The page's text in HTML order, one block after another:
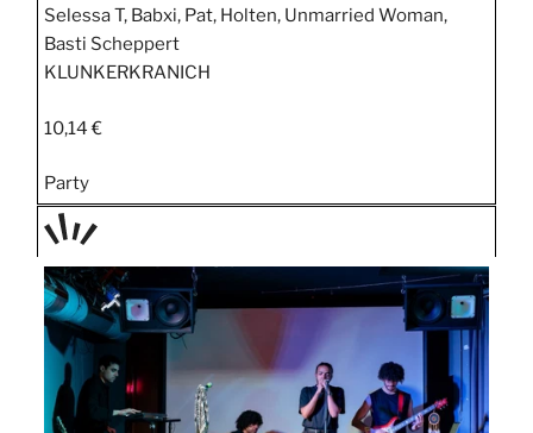
Selessa T, Babxi, Pat, Holten, Unmarried Woman,
Basti Scheppert
KLUNKERKRANICH
10,14 €
Party
TAGE
STIPP